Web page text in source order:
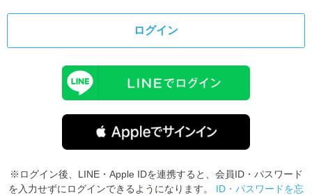
ログイン
※ログイン後、LINE・Apple IDを連携すると、会員ID・パスワード
を入力せずにログインできるようになります。 ID・パスワードを忘